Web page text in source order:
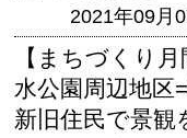
2021年09月
【まちづくり
水公園周辺地区
新旧住民で景観